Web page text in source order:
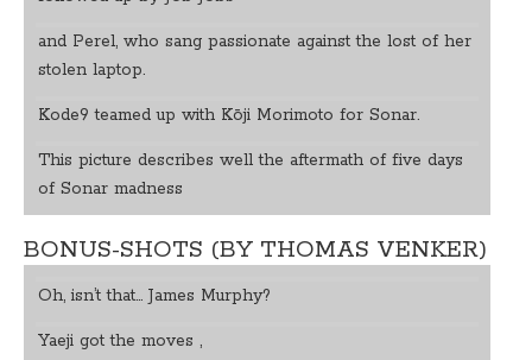
and Perel, who sang passionate against the lost of her
stolen laptop.
Kode9 teamed up with Kōji Morimoto for Sonar.
This picture describes well the aftermath of five days
of Sonar madness
BONUS-SHOTS (BY THOMAS VENKER)
Oh, isn’t that… James Murphy?
Yaeji got the moves ,